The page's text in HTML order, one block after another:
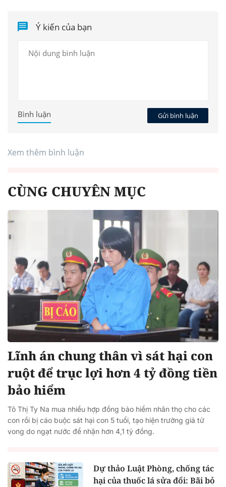
Ý kiến của bạn
Gửi bình luận
Bình luận
Xem thêm bình luận
CÙNG CHUYÊN MỤC
Lĩnh án chung thân vì sát hại con
ruột để trục lợi hơn 4 tỷ đồng tiền
bảo hiểm
Tô Thị Ty Na mua nhiều hợp đồng bảo hiểm nhân thọ cho các
con rồi bị cáo buộc sát hại con 5 tuổi, tạo hiện trường giả tử
vong do ngạt nước để nhận hơn 4,1 tỷ đồng.
Dự thảo Luật Phòng, chống tác
hại của thuốc lá sửa đổi: Bãi bỏ